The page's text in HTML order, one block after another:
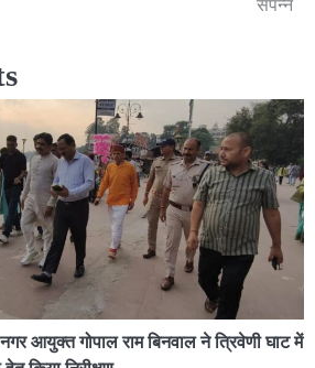
संपन्न
आयुक्त गोपाल राम बिनवाल ने त्रिवेणी घाट में